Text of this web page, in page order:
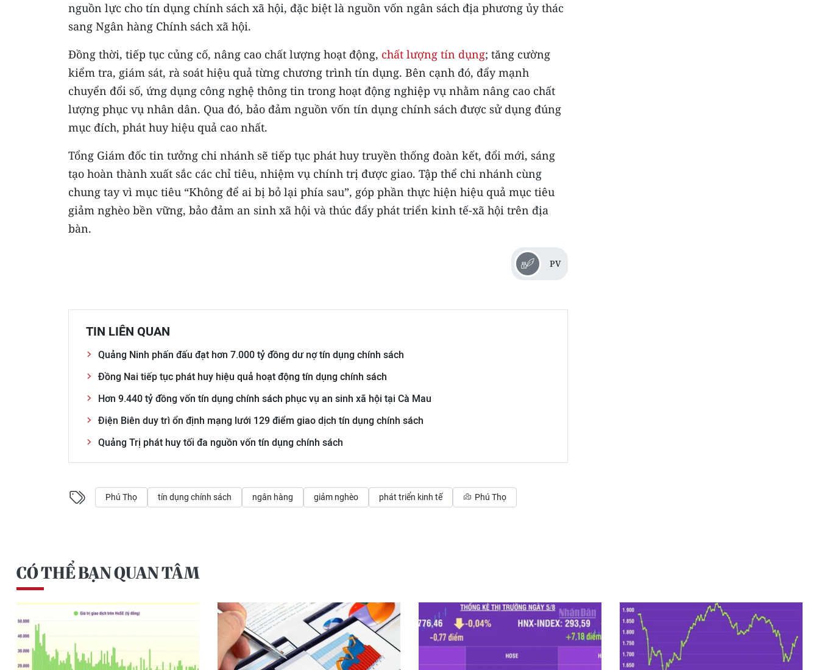
nguồn lực cho tín dụng chính sách xã hội, đặc biệt là nguồn vốn ngân sách địa phương ủy thác
sang Ngân hàng Chính sách xã hội.
Đồng thời, tiếp tục củng cố, nâng cao chất lượng hoạt động, chất lượng tín dụng; tăng cường
kiểm tra, giám sát, rà soát hiệu quả từng chương trình tín dụng. Bên cạnh đó, đẩy mạnh
chuyển đổi số, ứng dụng công nghệ thông tin trong hoạt động nghiệp vụ nhằm nâng cao chất
lượng phục vụ nhân dân. Qua đó, bảo đảm nguồn vốn tín dụng chính sách được sử dụng đúng
mục đích, phát huy hiệu quả cao nhất.
Tổng Giám đốc tin tưởng chi nhánh sẽ tiếp tục phát huy truyền thống đoàn kết, đổi mới, sáng
tạo hoàn thành xuất sắc các chỉ tiêu, nhiệm vụ chính trị được giao. Tập thể chi nhánh cùng
chung tay vì mục tiêu “Không để ai bị bỏ lại phía sau”, góp phần thực hiện hiệu quả mục tiêu
giảm nghèo bền vững, bảo đảm an sinh xã hội và thúc đẩy phát triển kinh tế-xã hội trên địa
bàn.
PV
TIN LIÊN QUAN
Quảng Ninh phấn đấu đạt hơn 7.000 tỷ đồng dư nợ tín dụng chính sách
Đồng Nai tiếp tục phát huy hiệu quả hoạt động tín dụng chính sách
Hơn 9.440 tỷ đồng vốn tín dụng chính sách phục vụ an sinh xã hội tại Cà Mau
Điện Biên duy trì ổn định mạng lưới 129 điểm giao dịch tín dụng chính sách
Quảng Trị phát huy tối đa nguồn vốn tín dụng chính sách
Phú Thọ tín dụng chính sách ngân hàng giảm nghèo phát triển kinh tế Phú Thọ
CÓ THỂ BẠN QUAN TÂM